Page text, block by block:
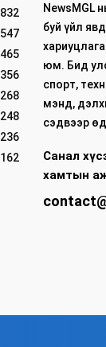
832
547
465
356
268
248
236
162
NewsMGL
буй үйл
юм. Бид
спорт,
мэнд,
сэдвээр
Санал
хамтын